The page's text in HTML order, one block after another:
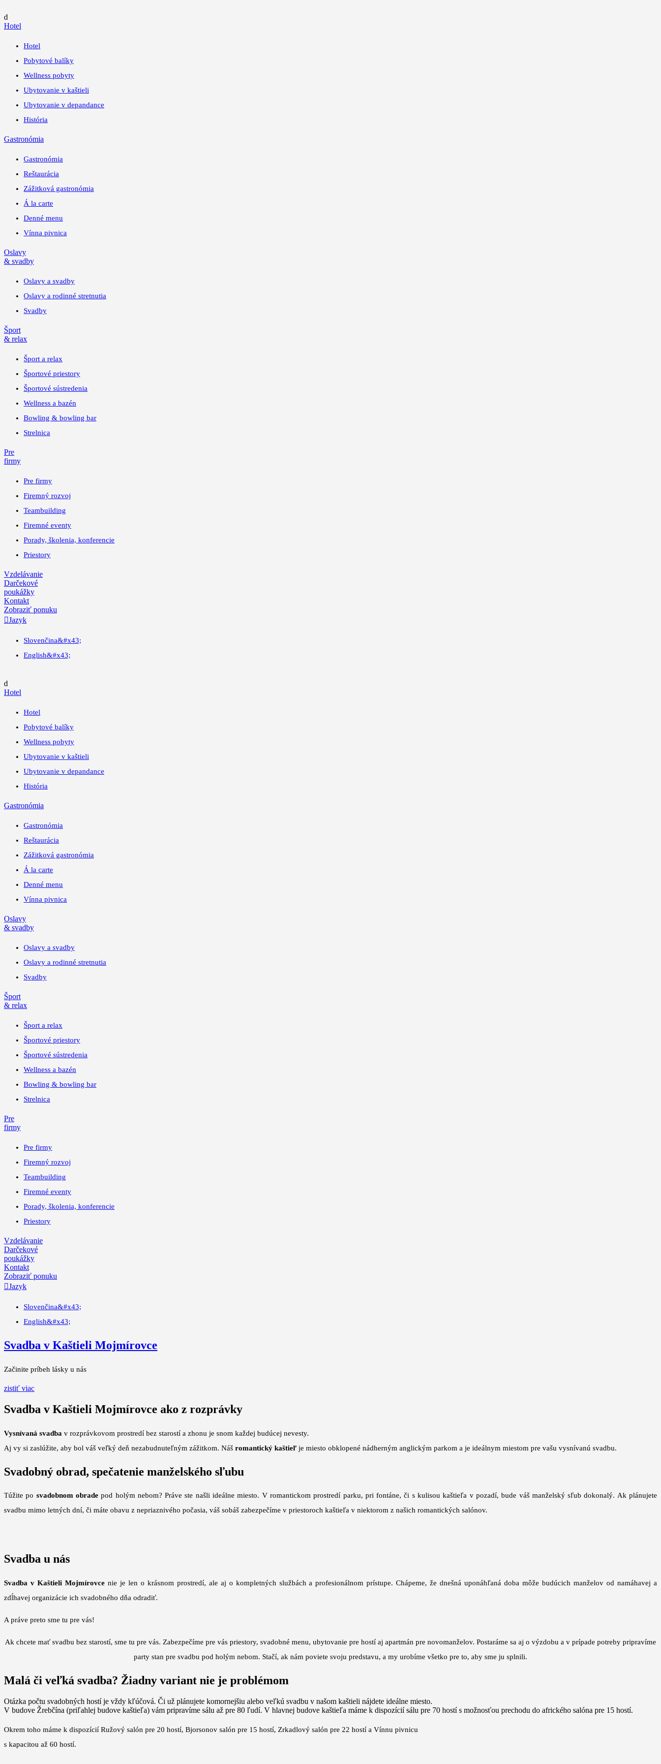
d
Hotel
Hotel
Pobytové balíky
Wellness pobyty
Ubytovanie v kaštieli
Ubytovanie v depandance
História
Gastronómia
Gastronómia
Reštaurácia
Zážitková gastronómia
Á la carte
Denné menu
Vínna pivnica
Oslavy
& svadby
Oslavy a svadby
Oslavy a rodinné stretnutia
Svadby
Šport
& relax
Šport a relax
Športové priestory
Športové sústredenia
Wellness a bazén
Bowling & bowling bar
Strelnica
Pre
firmy
Pre firmy
Firemný rozvoj
Teambuilding
Firemné eventy
Porady, školenia, konferencie
Priestory
Vzdelávanie
Darčekové
poukážky
Kontakt
Zobraziť ponuku
Jazyk
Slovenčina&#x43;
English&#x43;
d
Hotel
Hotel
Pobytové balíky
Wellness pobyty
Ubytovanie v kaštieli
Ubytovanie v depandance
História
Gastronómia
Gastronómia
Reštaurácia
Zážitková gastronómia
Á la carte
Denné menu
Vínna pivnica
Oslavy
& svadby
Oslavy a svadby
Oslavy a rodinné stretnutia
Svadby
Šport
& relax
Šport a relax
Športové priestory
Športové sústredenia
Wellness a bazén
Bowling & bowling bar
Strelnica
Pre
firmy
Pre firmy
Firemný rozvoj
Teambuilding
Firemné eventy
Porady, školenia, konferencie
Priestory
Vzdelávanie
Darčekové
poukážky
Kontakt
Zobraziť ponuku
Jazyk
Slovenčina&#x43;
English&#x43;
Svadba v Kaštieli Mojmírovce
Začinite príbeh lásky u nás
zistiť viac
Svadba v Kaštieli Mojmírovce ako z rozprávky
Vysnívaná svadba v rozprávkovom prostredí bez starostí a zhonu je snom každej budúcej nevesty.
Aj vy si zaslúžite, aby bol váš veľký deň nezabudnuteľným zážitkom. Náš romantický kaštieľ je miesto obklopené nádherným anglickým parkom a je ideálnym miestom pre vašu vysnívanú svadbu.
Svadobný obrad, spečatenie manželského sľubu
Túžite po svadobnom obradepod holým nebom? Práve ste našli ideálne miesto. V romantickom prostredí parku, pri fontáne, či s kulisou kaštieľa v pozadí, bude váš manželský sľub dokonalý. Ak plánujete
svadbu mimo letných dní, či máte obavu z nepriaznivého počasia, váš sobáš zabezpečíme v priestoroch kaštieľa v niektorom z našich romantických salónov.
Svadba u nás
Svadba v Kaštieli Mojmírovcenie je len o krásnom prostredí, ale aj o kompletných službách a profesionálnom prístupe. Chápeme, že dnešná uponáhľaná doba môže budúcich manželov od namáhavej a
zdĺhavej organizácie ich svadobného dňa odradiť.
A práve preto sme tu pre vás!
Ak chcete mať svadbu bez starostí, sme tu pre vás. Zabezpečíme pre vás priestory, svadobné menu, ubytovanie pre hostí aj apartmán pre novomanželov. Postaráme sa aj o výzdobu a v prípade potreby pripravíme
party stan pre svadbu pod holým nebom. Stačí, ak nám poviete svoju predstavu, a my urobíme všetko pre to, aby sme ju splnili.
Malá či veľká svadba? Žiadny variant nie je problémom
Otázka počtu svadobných hostí je vždy kľúčová. Či už plánujete komornejšiu alebo veľkú svadbu v našom kaštieli nájdete ideálne miesto.
V budove Žrebčína (priľahlej budove kaštieľa) vám pripravíme sálu až pre 80 ľudí. V hlavnej budove kaštieľa máme k dispozícií sálu pre 70 hostí s možnosťou prechodu do afrického salóna pre 15 hostí.
Okrem toho máme k dispozícií Ružový salón pre 20 hostí, Bjorsonov salón pre 15 hostí, Zrkadlový salón pre 22 hostí a Vínnu pivnicu
s kapacitou až 60 hostí.